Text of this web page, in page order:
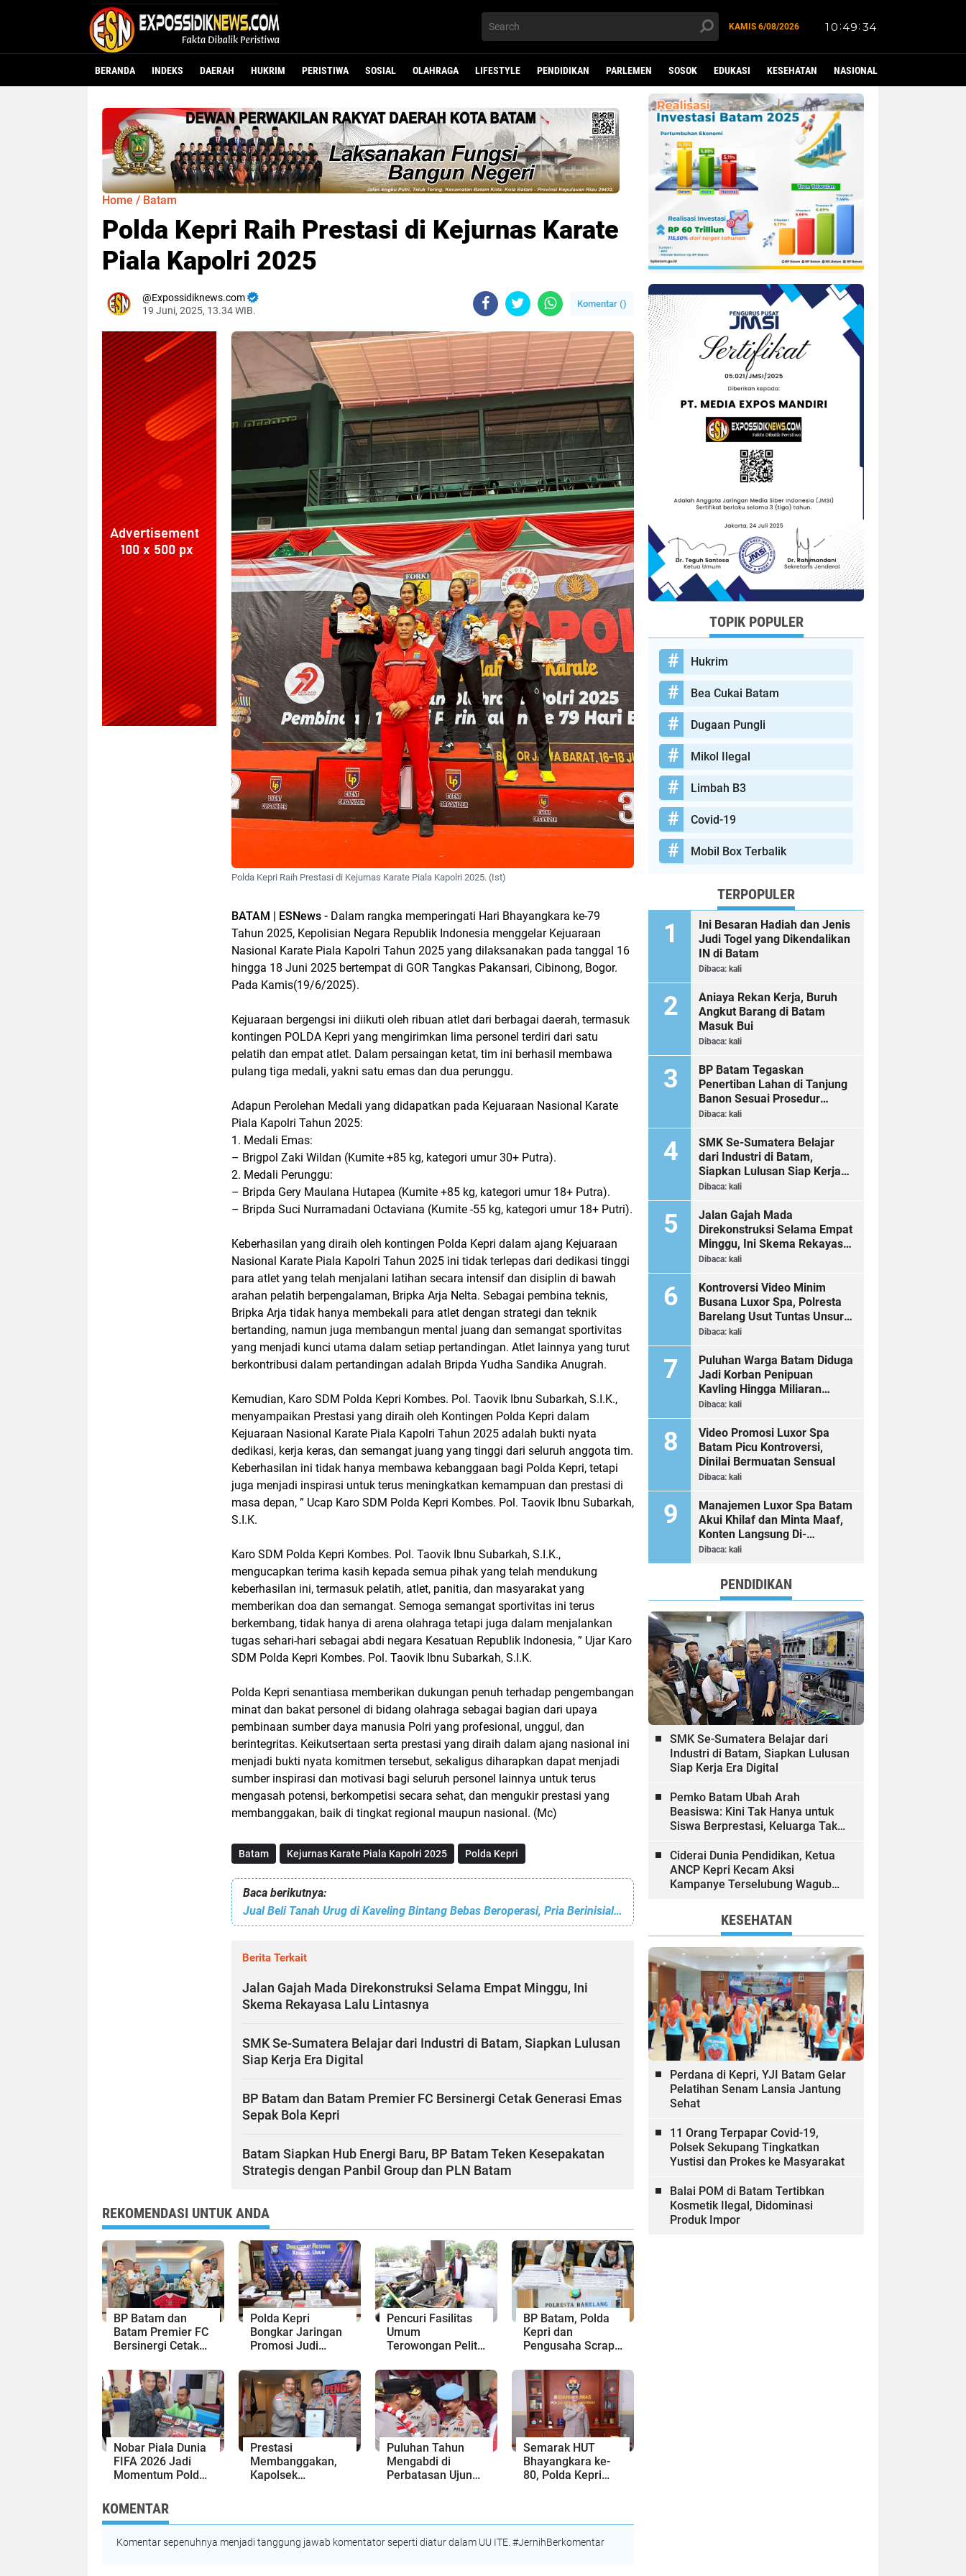
KAMIS 6/08/2026
BERANDA INDEKS DAERAH HUKRIM PERISTIWA SOSIAL OLAHRAGA LIFESTYLE PENDIDIKAN PARLEMEN SOSOK EDUKASI KESEHATAN NASIONAL
Home / Batam
Polda Kepri Raih Prestasi di Kejurnas Karate
Piala Kapolri 2025
Expossidiknews.com
19 Juni, 2025, 13.34 WIB.
Komentar ()
Polda Kepri Raih Prestasi di Kejurnas Karate Piala Kapolri 2025. (Ist)
BATAM | ESNews - Dalam rangka memperingati Hari Bhayangkara ke-79
Tahun 2025, Kepolisian Negara Republik Indonesia menggelar Kejuaraan
Nasional Karate Piala Kapolri Tahun 2025 yang dilaksanakan pada tanggal 16
hingga 18 Juni 2025 bertempat di GOR Tangkas Pakansari, Cibinong, Bogor.
Pada Kamis(19/6/2025).
Kejuaraan bergengsi ini diikuti oleh ribuan atlet dari berbagai daerah, termasuk
kontingen POLDA Kepri yang mengirimkan lima personel terdiri dari satu
pelatih dan empat atlet. Dalam persaingan ketat, tim ini berhasil membawa
pulang tiga medali, yakni satu emas dan dua perunggu.
Adapun Perolehan Medali yang didapatkan pada Kejuaraan Nasional Karate
Piala Kapolri Tahun 2025:
1. Medali Emas:
– Brigpol Zaki Wildan (Kumite +85 kg, kategori umur 30+ Putra).
2. Medali Perunggu:
– Bripda Gery Maulana Hutapea (Kumite +85 kg, kategori umur 18+ Putra).
– Bripda Suci Nurramadani Octaviana (Kumite -55 kg, kategori umur 18+ Putri).
Keberhasilan yang diraih oleh kontingen Polda Kepri dalam ajang Kejuaraan
Nasional Karate Piala Kapolri Tahun 2025 ini tidak terlepas dari dedikasi tinggi
para atlet yang telah menjalani latihan secara intensif dan disiplin di bawah
arahan pelatih berpengalaman, Bripka Arja Nelta. Sebagai pembina teknis,
Bripka Arja tidak hanya membekali para atlet dengan strategi dan teknik
bertanding, namun juga membangun mental juang dan semangat sportivitas
yang menjadi kunci utama dalam setiap pertandingan. Atlet lainnya yang turut
berkontribusi dalam pertandingan adalah Bripda Yudha Sandika Anugrah.
Kemudian, Karo SDM Polda Kepri Kombes. Pol. Taovik Ibnu Subarkah, S.I.K.,
menyampaikan Prestasi yang diraih oleh Kontingen Polda Kepri dalam
Kejuaraan Nasional Karate Piala Kapolri Tahun 2025 adalah bukti nyata
dedikasi, kerja keras, dan semangat juang yang tinggi dari seluruh anggota tim.
Keberhasilan ini tidak hanya membawa kebanggaan bagi Polda Kepri, tetapi
juga menjadi inspirasi untuk terus meningkatkan kemampuan dan prestasi di
masa depan, ” Ucap Karo SDM Polda Kepri Kombes. Pol. Taovik Ibnu Subarkah,
S.I.K.
Karo SDM Polda Kepri Kombes. Pol. Taovik Ibnu Subarkah, S.I.K.,
mengucapkan terima kasih kepada semua pihak yang telah mendukung
keberhasilan ini, termasuk pelatih, atlet, panitia, dan masyarakat yang
memberikan doa dan semangat. Semoga semangat sportivitas ini terus
berkembang, tidak hanya di arena olahraga tetapi juga dalam menjalankan
tugas sehari-hari sebagai abdi negara Kesatuan Republik Indonesia, ” Ujar Karo
SDM Polda Kepri Kombes. Pol. Taovik Ibnu Subarkah, S.I.K.
Polda Kepri senantiasa memberikan dukungan penuh terhadap pengembangan
minat dan bakat personel di bidang olahraga sebagai bagian dari upaya
pembinaan sumber daya manusia Polri yang profesional, unggul, dan
berintegritas. Keikutsertaan serta prestasi yang diraih dalam ajang nasional ini
menjadi bukti nyata komitmen tersebut, sekaligus diharapkan dapat menjadi
sumber inspirasi dan motivasi bagi seluruh personel lainnya untuk terus
mengasah potensi, berkompetisi secara sehat, dan mengukir prestasi yang
membanggakan, baik di tingkat regional maupun nasional. (Mc)
Batam Kejurnas Karate Piala Kapolri 2025 Polda Kepri
Baca berikutnya:
Jual Beli Tanah Urug di Kaveling Bintang Bebas Beroperasi, Pria Berinisial AMR dan SN Diduga Sebagai Pengendali
Berita Terkait
Jalan Gajah Mada Direkonstruksi Selama Empat Minggu, Ini
Skema Rekayasa Lalu Lintasnya
SMK Se-Sumatera Belajar dari Industri di Batam, Siapkan Lulusan
Siap Kerja Era Digital
BP Batam dan Batam Premier FC Bersinergi Cetak Generasi Emas
Sepak Bola Kepri
Batam Siapkan Hub Energi Baru, BP Batam Teken Kesepakatan
Strategis dengan Panbil Group dan PLN Batam
REKOMENDASI UNTUK ANDA
BP Batam dan
Batam Premier FC
Bersinergi Cetak
Sepak Bola Kepri
Polda Kepri
Bongkar Jaringan
Promosi Judi
Internasional di
Batam, Sita Aset
Miliaran Rupiah
Pencuri Fasilitas
Umum
Terowongan Pelita
Positif Narkoba
BP Batam, Polda
Kepri dan
Pengusaha Scrap
Integritas Cegah
Penadahan Barang
Hasil Kejahatan
Nobar Piala Dunia
FIFA 2026 Jadi
Momentum Polda
Sinergi dengan
Masyarakat dan
Pers
Prestasi
Membanggakan,
Kapolsek
Raih Penghargaan
Puluhan Tahun
Mengabdi di
Perbatasan Ujung
Kapolda Kepri
Semarak HUT
Bhayangkara ke-
80, Polda Kepri
Pelajar
KOMENTAR
Komentar sepenuhnya menjadi tanggung jawab komentator seperti diatur dalam UU ITE. #JernihBerkomentar
TOPIK POPULER
Hukrim
Bea Cukai Batam
Dugaan Pungli
Mikol Ilegal
Limbah B3
Covid-19
Mobil Box Terbalik
TERPOPULER
Ini Besaran Hadiah dan Jenis
Judi Togel yang Dikendalikan
IN di Batam
Dibaca: kali
Aniaya Rekan Kerja, Buruh
Angkut Barang di Batam
Masuk Bui
Dibaca: kali
BP Batam Tegaskan
Penertiban Lahan di Tanjung
Banon Sesuai Prosedur
Hukum
Dibaca: kali
SMK Se-Sumatera Belajar
dari Industri di Batam,
Siapkan Lulusan Siap Kerja
Era Digital
Dibaca: kali
Jalan Gajah Mada
Direkonstruksi Selama Empat
Minggu, Ini Skema Rekayasa
Lalu Lintasnya
Dibaca: kali
Kontroversi Video Minim
Busana Luxor Spa, Polresta
Barelang Usut Tuntas Unsur
Pelanggaran Hukum
Dibaca: kali
Puluhan Warga Batam Diduga
Jadi Korban Penipuan
Kavling Hingga Miliaran
Rupiah, Laporan ke Polda
Dibaca: kali
Video Promosi Luxor Spa
Batam Picu Kontroversi,
Dinilai Bermuatan Sensual
Dibaca: kali
Manajemen Luxor Spa Batam
Akui Khilaf dan Minta Maaf,
Konten Langsung Di-
Takedown
Dibaca: kali
PENDIDIKAN
SMK Se-Sumatera Belajar dari
Industri di Batam, Siapkan Lulusan
Siap Kerja Era Digital
Pemko Batam Ubah Arah
Beasiswa: Kini Tak Hanya untuk
Siswa Berprestasi, Keluarga Tak
Dibiayai
Ciderai Dunia Pendidikan, Ketua
ANCP Kepri Kecam Aksi
Kampanye Terselubung Wagub
KESEHATAN
Perdana di Kepri, YJI Batam Gelar
Pelatihan Senam Lansia Jantung
Sehat
11 Orang Terpapar Covid-19,
Polsek Sekupang Tingkatkan
Yustisi dan Prokes ke Masyarakat
Balai POM di Batam Tertibkan
Kosmetik Ilegal, Didominasi
Produk Impor